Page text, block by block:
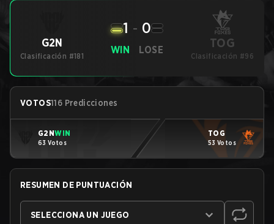
G2N
Clasificación #181
WIN
1 - 0
LOSE TOG
Clasificación #96
VOTOS116 Predicciones
G2NWIN
63 Votos
TOG
53 Votos
RESUMEN DE PUNTUACIÓN
SELECCIONA UN JUEGO